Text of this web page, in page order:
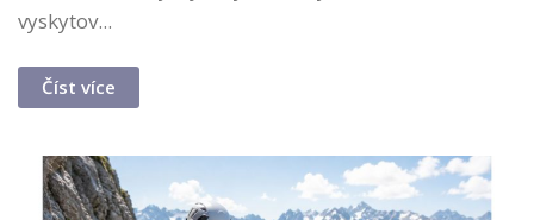
vyskytov...
Číst více